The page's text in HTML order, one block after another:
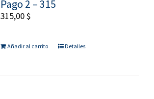
Pago 2 – 315
315,00$
Añadir al carrito Detalles